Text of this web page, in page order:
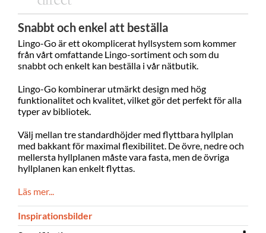
Snabbt och enkel att beställa
Lingo-Go är ett okomplicerat hyllsystem som kommer
från vårt omfattande Lingo-sortiment och som du
snabbt och enkelt kan beställa i vår nätbutik.
Lingo-Go kombinerar utmärkt design med hög
funktionalitet och kvalitet, vilket gör det perfekt för alla
typer av bibliotek.
Välj mellan tre standardhöjder med flyttbara hyllplan
med bakkant för maximal flexibilitet. De övre, nedre och
mellersta hyllplanen måste vara fasta, men de övriga
hyllplanen kan enkelt flyttas.
Läs mer...
Inspirationsbilder